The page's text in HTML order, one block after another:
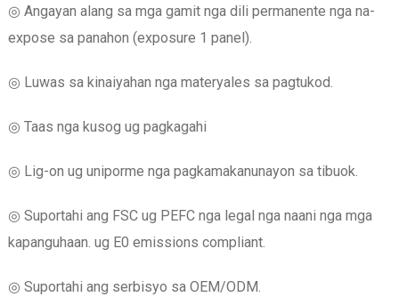
◎ Angayan alang sa mga gamit nga dili permanente nga na-
expose sa panahon (exposure 1 panel).
◎ Luwas sa kinaiyahan nga materyales sa pagtukod.
◎ Taas nga kusog ug pagkagahi
◎ Lig-on ug uniporme nga pagkamakanunayon sa tibuok.
◎ Suportahi ang FSC ug PEFC nga legal nga naani nga mga
kapanguhaan. ug E0 emissions compliant.
◎ Suportahi ang serbisyo sa OEM/ODM.